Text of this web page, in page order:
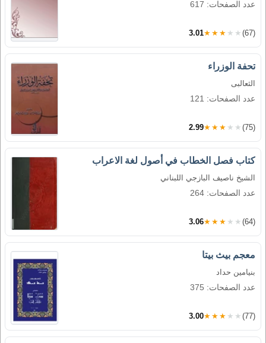
عدد الصفحات: 617
3.01★★★★★ (67)
تحفة الوزراء
الثعالبى
عدد الصفحات: 121
2.99★★★★★ (75)
كتاب فصل الخطاب في أصول لغة الاعراب
الشيخ ناصيف البازجي اللبناني
عدد الصفحات: 264
3.06★★★★★ (64)
معجم بيث بيتا
بنيامين حداد
عدد الصفحات: 375
3.00★★★★★ (77)